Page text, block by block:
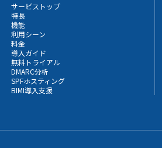
サービストップ
特長
機能
利用シーン
料金
導入ガイド
無料トライアル
DMARC分析
SPFホスティング
BIMI導入支援